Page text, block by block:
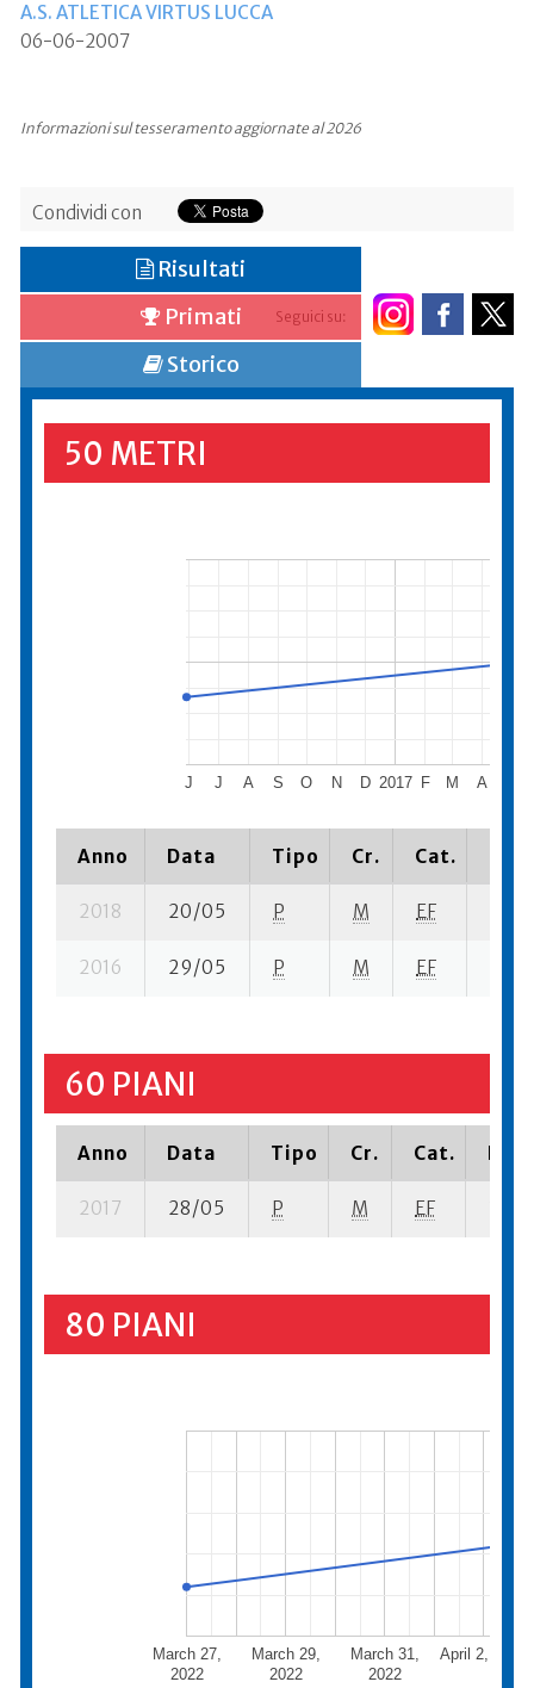
A.S. ATLETICA VIRTUS LUCCA
06-06-2007
Informazioni sul tesseramento aggiornate al 2026
Condividi con
Seguici su:
Risultati
Primati
Storico
50 METRI
2017
J J A S O N D F M A
Anno Data Tipo Cr. Cat.
2018 20/05 P M EF
2016 29/05 P M EF
60 PIANI
Anno Data Tipo Cr. Cat.
2017 28/05 P M EF
80 PIANI
March 27,
2022
March 29,
2022
March 31,
2022
April 2, 2022